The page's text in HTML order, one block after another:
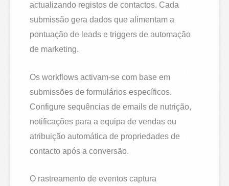
actualizando registos de contactos. Cada
submissão gera dados que alimentam a
pontuação de leads e triggers de automação
de marketing.
Os workflows activam-se com base em
submissões de formulários específicos.
Configure sequências de emails de nutrição,
notificações para a equipa de vendas ou
atribuição automática de propriedades de
contacto após a conversão.
O rastreamento de eventos captura